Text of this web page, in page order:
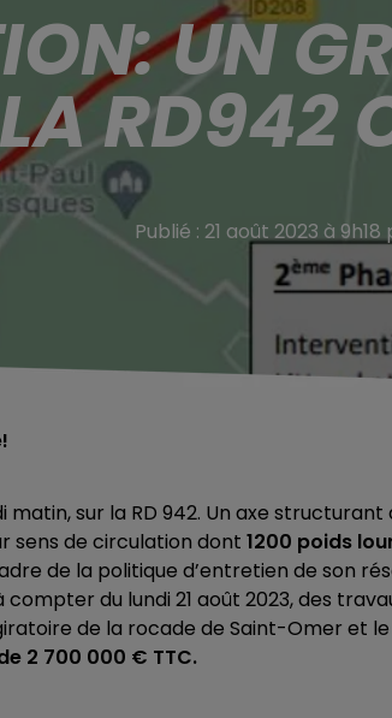
UN
LA RD942
Publié : 21 août 2023 à
sur la RD 942. Un axe
sens de circulation dont 1200 poids
de la politique d’entretien de son
du lundi 21 août 2023, des
de la rocade de Saint-Omer et le
2 700 000 € TTC.